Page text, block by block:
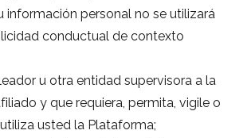
información personal no se utilizará
conductual de contexto
u otra entidad supervisora a la
y que requiera, permita, vigile o
usted la Plataforma;